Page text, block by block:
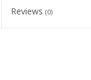
Reviews (0)